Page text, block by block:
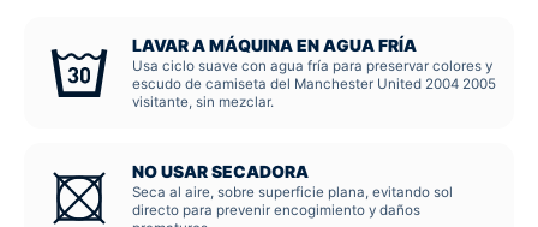
LAVAR A MÁQUINA EN AGUA FRÍA
Usa ciclo suave con agua fría para preservar colores y
escudo de camiseta del Manchester United 2004 2005
visitante, sin mezclar.
NO USAR SECADORA
Seca al aire, sobre superficie plana, evitando sol
directo para prevenir encogimiento y daños